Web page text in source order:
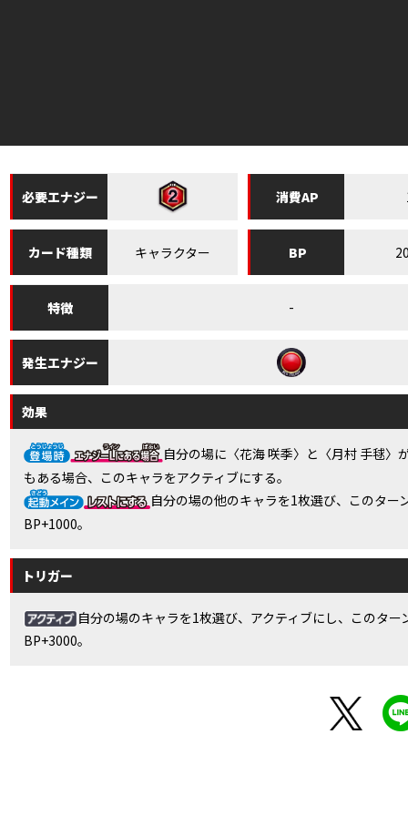
必要エナジー 消費AP
カード種類 キャラクター BP
特徴 -
発生エナジー
効果
自分の場に〈花海 咲季〉と〈月村 手毬〉
もある場合、このキャラをアクティブにする。
自分の場の他のキャラを1枚選び、このターン
BP+1000。
トリガー
自分の場のキャラを1枚選び、アクティブにし、このター
BP+3000。